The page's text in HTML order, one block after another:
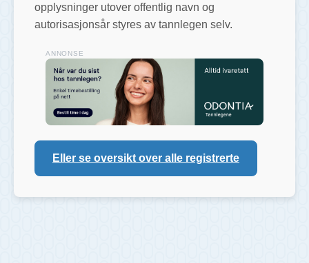
opplysninger utover offentlig navn og
autorisasjonsår styres av tannlegen selv.
ANNONSE
Eller se oversikt over alle registrerte